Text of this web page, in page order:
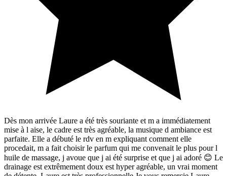
Dès mon arrivée Laure a été très souriante et m a immédiatement
mise à l aise, le cadre est très agréable, la musique d ambiance est
parfaite. Elle a débuté le rdv en m expliquant comment elle
procedait, m a fait choisir le parfum qui me convenait le plus pour l
huile de massage, j avoue que j ai été surprise et que j ai adoré 😊 Le
drainage est extrêmement doux est hyper agréable, un vrai moment